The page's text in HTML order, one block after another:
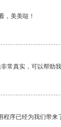
，美美哒！
常真实，可以帮助
程序已经为我们带来